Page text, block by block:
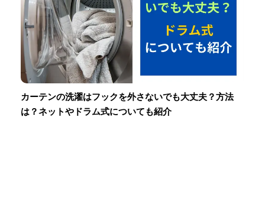
カーテンの洗濯はフックを外さないでも大丈夫？方法
は？ネットやドラム式についても紹介